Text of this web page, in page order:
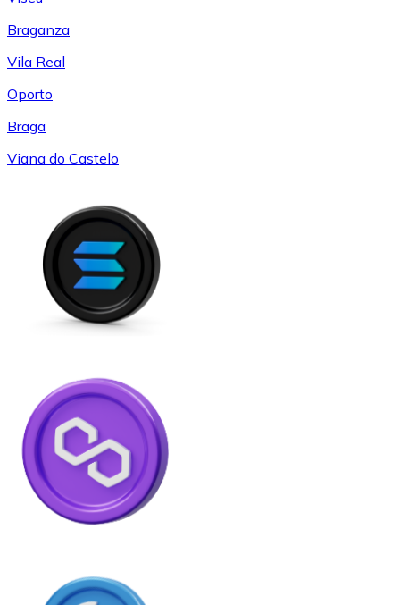
Braganza
Vila Real
Oporto
Braga
Viana do Castelo